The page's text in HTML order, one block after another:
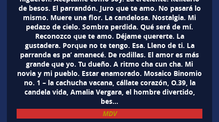
de besos. El parrandón. Juro que te amo. No pasará lo
mismo. Muere una flor. La candelosa. Nostalgia. Mi
pedazo de cielo. Sombra perdida. Qué será de mí.
Reconozco que te amo. Déjame quererte. La
gustadera. Porque no te tengo. Esa. Lleno de ti. La
parranda es pa’ amanecé. De rodillas. El amor es más
grande que yo. Tu dueño. A ritmo cha cun cha. Mi
novia y mi pueblo. Estar enamorado. Mosaico Binomio
no. 1 – la cachucha vacana, cállate corazón, O.39, la
candela vida, Amalia Vergara, el hombre divertido,
bes…
MDV